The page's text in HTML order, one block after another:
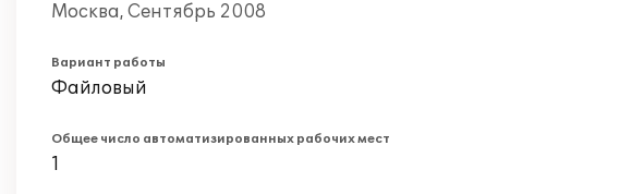
Москва, Сентябрь 2008
Вариант работы
Файловый
Общее число автоматизированных рабочих мест
1